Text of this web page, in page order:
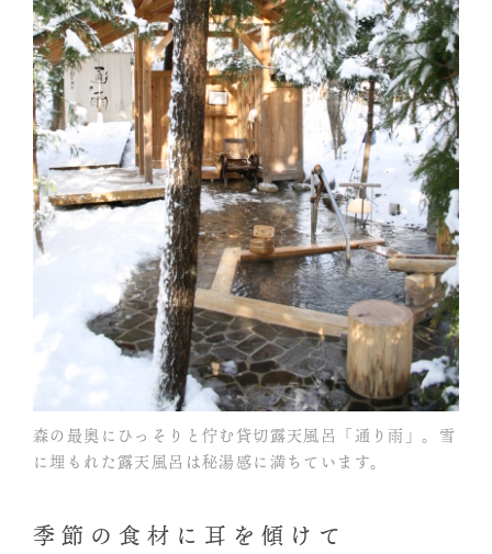
森の最奥にひっそりと佇む貸切露天風呂「通り雨」。雪
に埋もれた露天風呂は秘湯感に満ちています。
季節の食材に耳を傾けて